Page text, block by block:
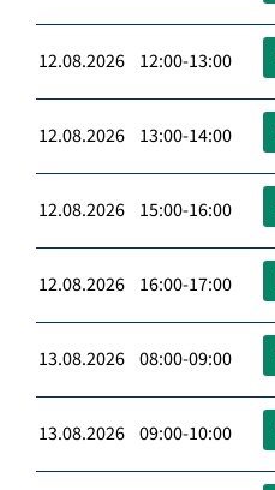
12.08.2026 12:00-13:00
12.08.2026 13:00-14:00
12.08.2026 15:00-16:00
12.08.2026 16:00-17:00
13.08.2026 08:00-09:00
13.08.2026 09:00-10:00